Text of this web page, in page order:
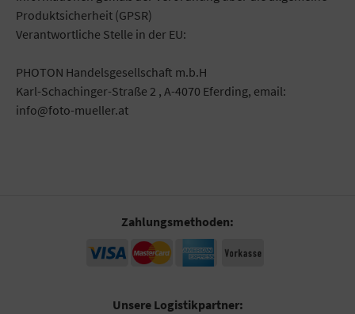
Produktsicherheit (GPSR)
Verantwortliche Stelle in der EU:
PHOTON Handelsgesellschaft m.b.H
Karl-Schachinger-Straße 2 , A-4070 Eferding, email:
info@foto-mueller.at
Zahlungsmethoden:
Unsere Logistikpartner: